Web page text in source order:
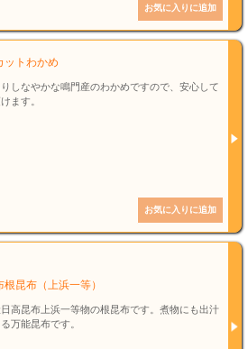
ットわかめ
りしなやかな鳴門産のわかめですので、安心して
ます。
根昆布（上浜一等）
高昆布上浜一等物の根昆布です。煮物にも出汁
万能昆布です。